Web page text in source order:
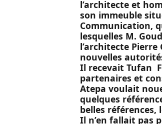
l’architecte et
son immeuble
Communication,
lesquelles M.
l’architecte
nouvelles
Il recevait Tufan
partenaires et
Atepa voulait
quelques
belles
Il n’en fallait pas